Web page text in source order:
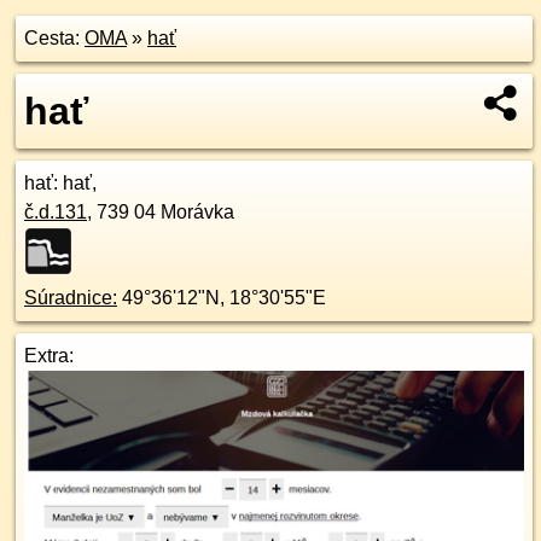
Cesta: OMA» hať
hať
hať: hať,
č.d.131, 739 04 Morávka
Súradnice: 49°36'12"N , 18°30'55"E
Extra: